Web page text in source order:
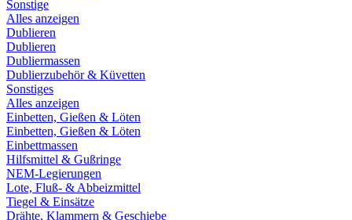
Sonstige
Alles anzeigen
Dublieren
Dublieren
Dubliermassen
Dublierzubehör & Küvetten
Sonstiges
Alles anzeigen
Einbetten, Gießen & Löten
Einbetten, Gießen & Löten
Einbettmassen
Hilfsmittel & Gußringe
NEM-Legierungen
Lote, Fluß- & Abbeizmittel
Tiegel & Einsätze
Drähte, Klammern & Geschiebe